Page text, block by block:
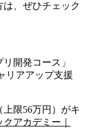
、ぜひチェック
開発コース」
リアアップ支援
限56万円）がキ
クアカデミー｜